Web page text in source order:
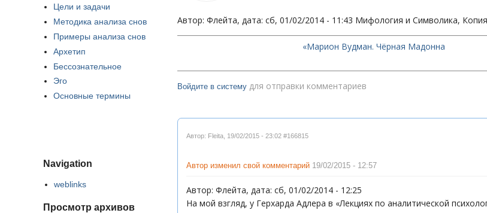
Цели и задачи
Методика анализа снов
Примеры анализа снов
Архетип
Бессознательное
Эго
Основные термины
Navigation
weblinks
Просмотр архивов
Автор: Флейта, дата: сб, 01/02/2014 - 11:43 Мифология и Символика,
«Марион Вудман. Чёрная Мадонна
Войдите в систему для отправки комментариев
Автор: Fleita 19/02/2015 - 23:02 #166815
Автор изменил свой комментарий 19/02/2015 - 12:57
Автор: Флейта, дата: сб, 01/02/2014 - 12:25
На мой взгляд, у Герхарда Адлера в «Лекциях по аналитической